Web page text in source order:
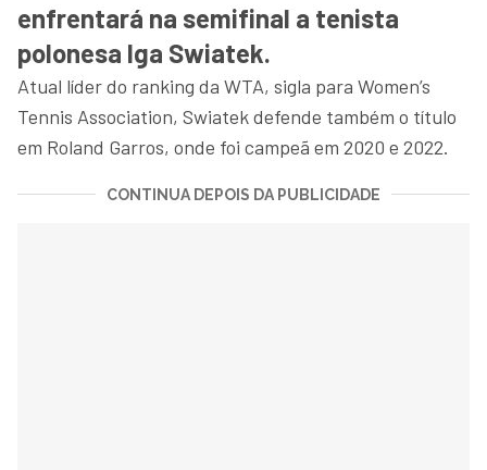
enfrentará na semifinal a tenista
polonesa Iga Swiatek.
Atual líder do ranking da WTA, sigla para Women’s
Tennis Association, Swiatek defende também o título
em Roland Garros, onde foi campeã em 2020 e 2022.
CONTINUA DEPOIS DA PUBLICIDADE